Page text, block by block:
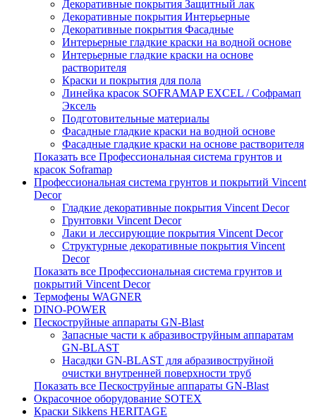
Декоративные покрытия Защитный лак
Декоративные покрытия Интерьерные
Декоративные покрытия Фасадные
Интерьерные гладкие краски на водной основе
Интерьерные гладкие краски на основе
растворителя
Краски и покрытия для пола
Линейка красок SOFRAMAP EXCEL / Софрамап
Эксель
Подготовительные материалы
Фасадные гладкие краски на водной основе
Фасадные гладкие краски на основе растворителя
Показать все Профессиональная система грунтов и
красок Soframap
Профессиональная система грунтов и покрытий Vincent
Decor
Гладкие декоративные покрытия Vincent Decor
Грунтовки Vincent Decor
Лаки и лессирующие покрытия Vincent Decor
Структурные декоративные покрытия Vincent
Decor
Показать все Профессиональная система грунтов и
покрытий Vincent Decor
Термофены WAGNER
DINO-POWER
Пескоструйные аппараты GN-Blast
Запасные части к абразивоструйным аппаратам
GN-BLAST
Насадки GN-BLAST для абразивоструйной
очистки внутренней поверхности труб
Показать все Пескоструйные аппараты GN-Blast
Окрасочное оборудование SOTEX
Краски Sikkens HERITAGE